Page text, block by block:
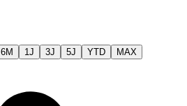
6M 1J 3J 5J YTD MAX